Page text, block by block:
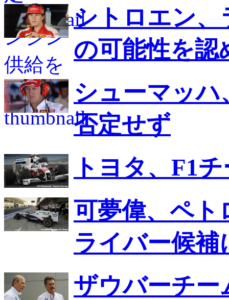
シトロエン
の可能性を認
シューマッ
否定せず
トヨタ、F1
可夢偉、ペト
ライバー候補
ザウバーチー